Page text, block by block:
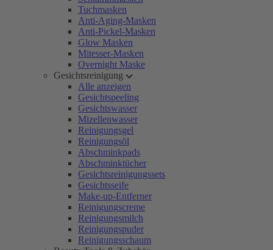
Tuchmasken
Anti-Aging-Masken
Anti-Pickel-Masken
Glow Masken
Mitesser-Masken
Overnight Maske
Gesichtsreinigung
Alle anzeigen
Gesichtspeeling
Gesichtswasser
Mizellenwasser
Reinigungsgel
Reinigungsöl
Abschminkpads
Abschminktücher
Gesichtsreinigungssets
Gesichtsseife
Make-up-Entferner
Reinigungscreme
Reinigungsmilch
Reinigungspuder
Reinigungsschaum